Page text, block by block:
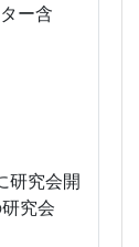
ー含
研究会開
究会